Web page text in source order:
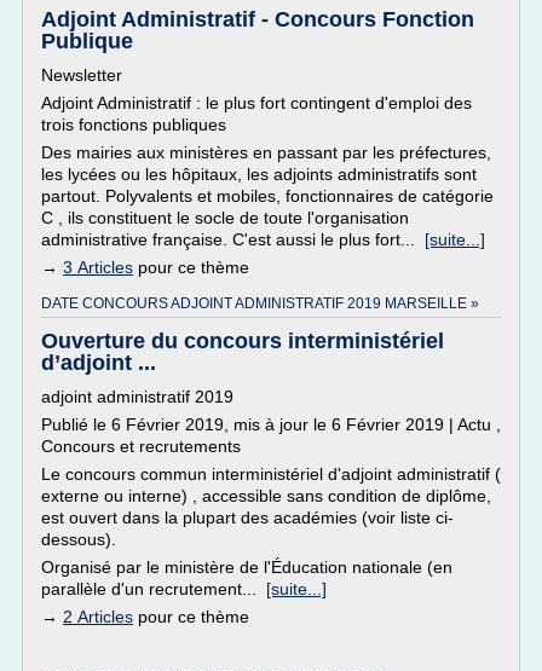
Adjoint Administratif - Concours Fonction
Publique
Newsletter
Adjoint Administratif : le plus fort contingent d'emploi des
trois fonctions publiques
Des mairies aux ministères en passant par les préfectures,
les lycées ou les hôpitaux, les adjoints administratifs sont
partout. Polyvalents et mobiles, fonctionnaires de catégorie
C , ils constituent le socle de toute l'organisation
administrative française. C'est aussi le plus fort... [suite...]
→ 3 Articles pour ce thème
DATE CONCOURS ADJOINT ADMINISTRATIF 2019 MARSEILLE »
Ouverture du concours interministériel
d’adjoint ...
adjoint administratif 2019
Publié le 6 Février 2019, mis à jour le 6 Février 2019 | Actu ,
Concours et recrutements
Le concours commun interministériel d'adjoint administratif (
externe ou interne) , accessible sans condition de diplôme,
est ouvert dans la plupart des académies (voir liste ci-
dessous).
Organisé par le ministère de l'Éducation nationale (en
parallèle d'un recrutement... [suite...]
→ 2 Articles pour ce thème